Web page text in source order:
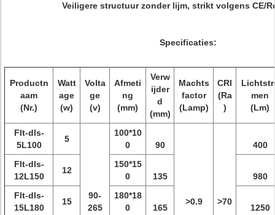
Veiligere structuur zonder lijm, strikt volgens CE/
Specificaties:
Productn
aam
(Nr.)
Watt
age
(w)
Volta
ge
(v)
Afmeti
ng
(mm)
Verw
ijder
d
(mm)
Machts
factor
(Lamp)
CRI
(Ra
)
men
(Lm)
Flt-dls-
5L100
5
90-
265
100*10
0
90
>0.9 >70
400
Flt-dls-
12L150
12
150*15
0
135
980
Flt-dls-
15L180
15
180*18
0
165 1250